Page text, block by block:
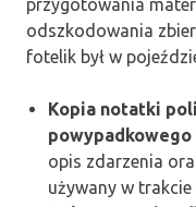
przygotowania
odszkodowania
fotelik był w
Kopia notatki
powypadkowego
opis zdarzenia
używany w